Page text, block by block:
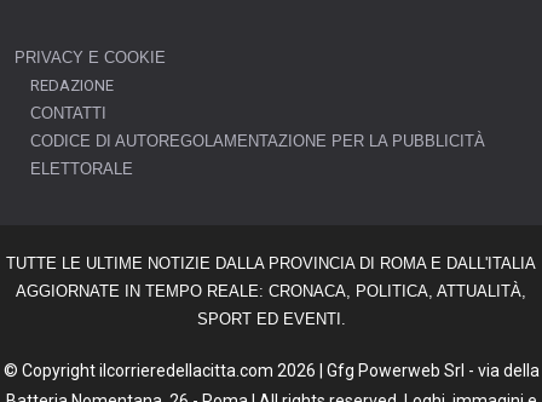
PRIVACY E COOKIE
REDAZIONE
CONTATTI
CODICE DI AUTOREGOLAMENTAZIONE PER LA PUBBLICITÀ
ELETTORALE
TUTTE LE ULTIME NOTIZIE DALLA PROVINCIA DI ROMA E DALL'ITALIA
AGGIORNATE IN TEMPO REALE: CRONACA, POLITICA, ATTUALITÀ,
SPORT ED EVENTI.
© Copyright ilcorrieredellacitta.com 2026 | Gfg Powerweb Srl - via della